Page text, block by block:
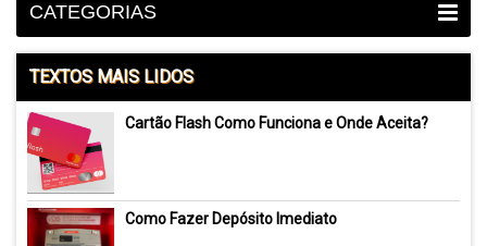
CATEGORIAS
TEXTOS MAIS LIDOS
Cartão Flash Como Funciona e Onde Aceita?
Como Fazer Depósito Imediato